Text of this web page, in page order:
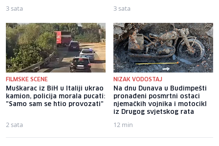
3 sata 3 sata
FILMSKE SCENE
Muškarac iz BiH u Italiji ukrao
kamion, policija morala pucati:
"Samo sam se htio provozati"
2 sata
NIZAK VODOSTAJ
Na dnu Dunava u Budimpešti
pronađeni posmrtni ostaci
njemačkih vojnika i motocikl
iz Drugog svjetskog rata
12 min